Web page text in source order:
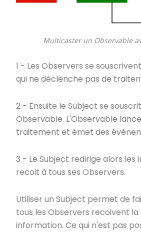
Multicaster un Observable
1 - Les Observers se
qui ne déclenche pas de
2 - Ensuite le Subject se
Observable. L'Observable
traitement et émet des
3 - Le Subject redirige alors les
recoit à tous ses Observers.
Utiliser un Subject permet de
tous les Observers recoivent
information. Ce qui n'est pas